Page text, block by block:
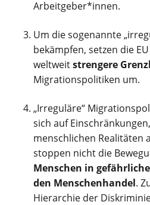
Arbeitgeber*innen.
Um die sogenannte
bekämpfen, setzen die
weltweitstrengere
Migrationspolitiken um.
„Irreguläre“
sich auf
menschlichen Realitäten
stoppen nicht die
Menschen in
den Menschenhandel.
Hierarchie der